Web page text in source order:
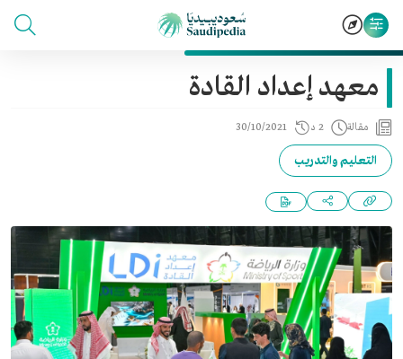
معهد إعداد القادة
مقالة 2 د 30/10/2021
التعليم والتدريب